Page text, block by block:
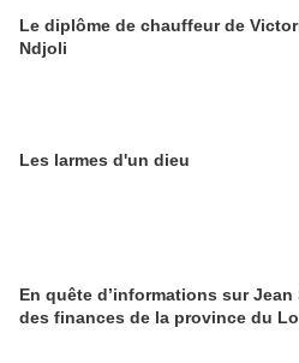
Le diplôme de chauffeur de
Ndjoli
Les larmes d'un dieu
En quête d’informations sur
des finances de la province du